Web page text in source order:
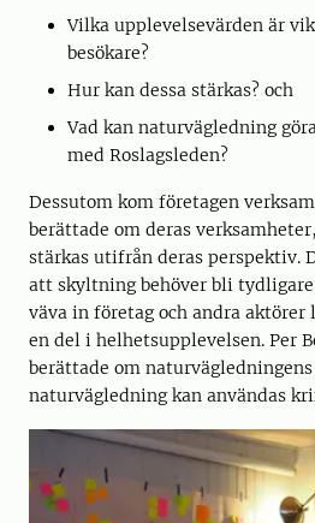
Vilka upplevelsevärden är
besökare?
Hur kan dessa stärkas? och
Vad kan naturvägledning
med Roslagsleden?
Dessutom kom företagen
berättade om deras
stärkas utifrån deras perspektiv.
att skyltning behöver bli
väva in företag och andra aktörer
en del i helhetsupplevelsen. Per
berättade om
naturvägledning kan användas